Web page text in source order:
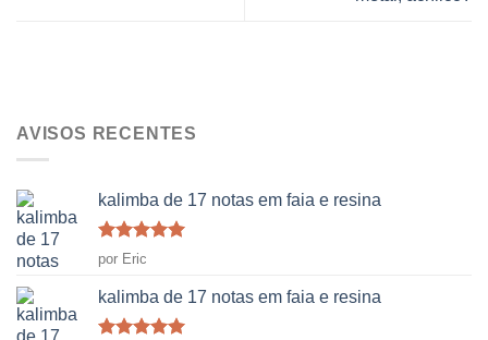
AVISOS RECENTES
kalimba de 17 notas em faia e resina
Classificado
como
5
por Eric
kalimba de 17 notas em faia e resina